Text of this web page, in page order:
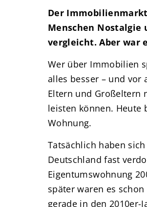
Der
Menschen Nostalgie
vergleicht. Aber war
Wer über Immobilien
alles besser – und vor
Eltern und Großeltern
leisten können. Heute
Wohnung.
Tatsächlich haben
Deutschland fast
Eigentumswohnung
später waren es
gerade in den 2010er-